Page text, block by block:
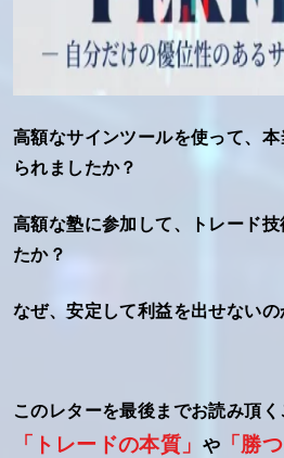
高額なサインツールを使って、
られましたか？
高額な塾に参加して、トレード
たか？
なぜ、安定して利益を出せないの
このレターを最後までお読み頂く
「トレードの本質」 や 「勝